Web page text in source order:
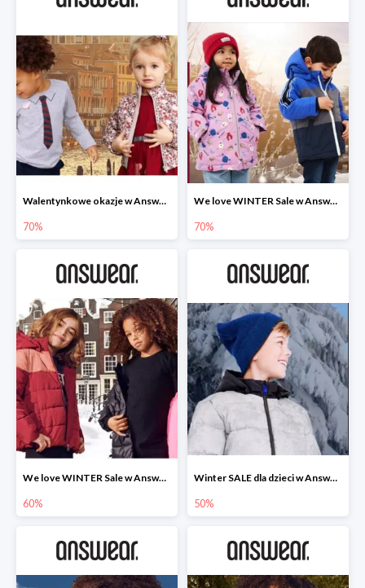
Walentynkowe okazje w Answear do -70%
70%
We love WINTER Sale w Answear do -70%
70%
We love WINTER Sale w Answear do -60%
60%
Winter SALE dla dzieci w Answear do -50%
50%